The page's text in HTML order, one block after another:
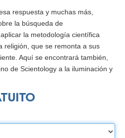
respuesta y muchas más,
la búsqueda de
la metodología científica
religión, que se remonta a sus
Aquí se encontrará también,
de Scientology a la iluminación y